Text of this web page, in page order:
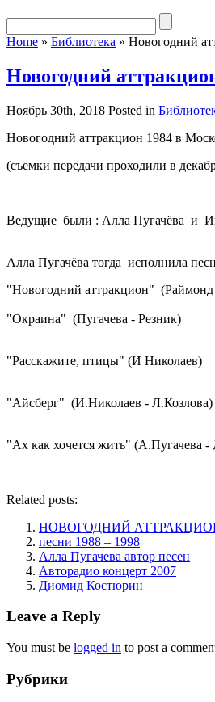
Home » Библиотека » Новогодний
Новогодний
Ноябрь 30th, 2018 Posted in
Новогодний аттракцион 1984 в
(съемки передачи проходили в
Ведущие были : Алла Пугачёва и
Алла Пугачёва тогда исполнила
"Новогодний аттракцион" (Раймонд
"Окраина" (Пугачева - Резник)
"Расскажите, птицы" (И Николаев)
"Айсберг" (И.Николаев - Л.Козлова)
"Ах как хочется жить" (А.Пугачева
Related posts:
НОВОГОДНИЙ
песни 1988 – 1998
Алла Пугачева автор песен
Авторадио концерт 2007
Диомид Костюрин
Leave a Reply
You must be logged in to post a
Рубрики